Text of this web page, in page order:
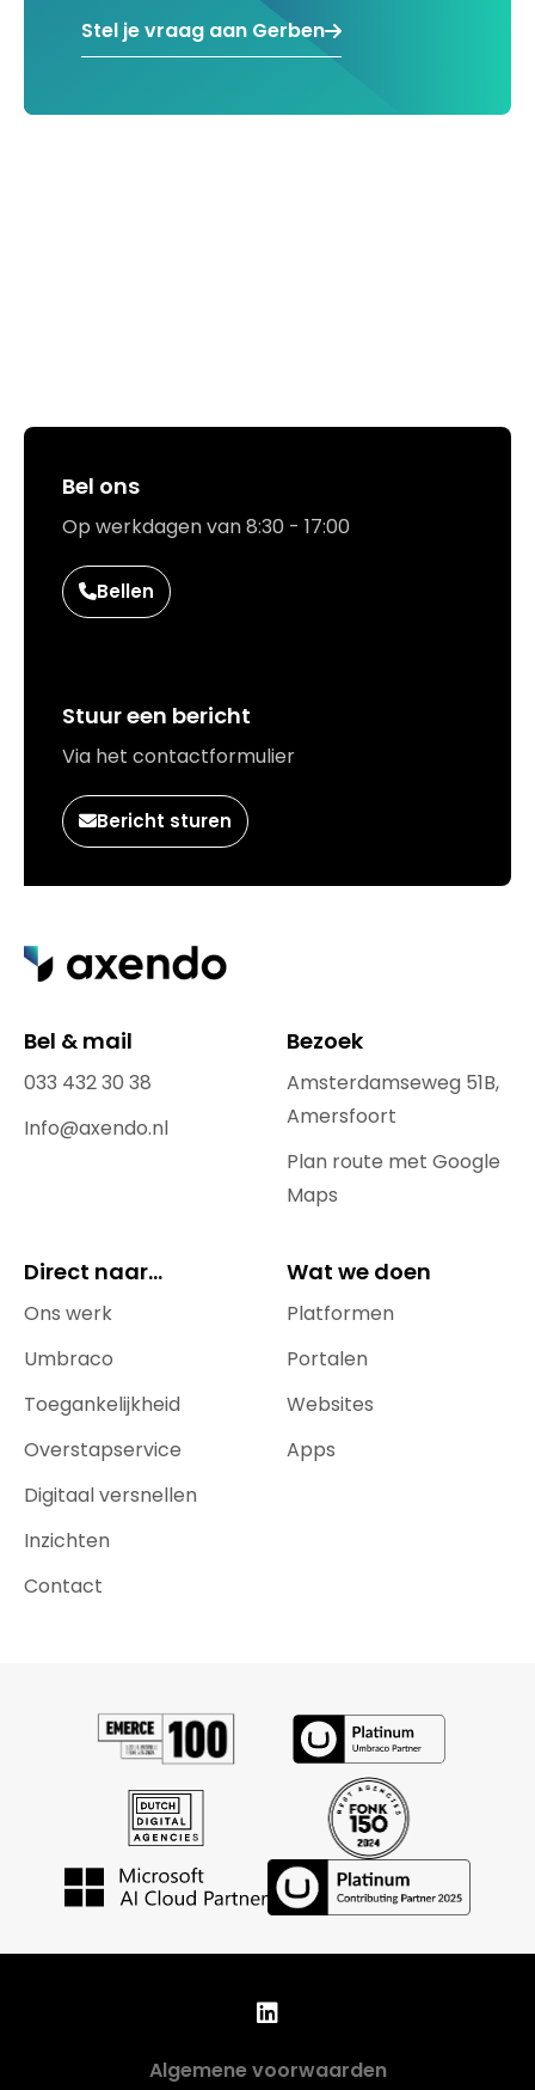
Stel je vraag aan Gerben
Bel ons
Op werkdagen van 8:30 - 17:00
Bellen
Stuur een bericht
Via het contactformulier
Bericht sturen
Bel & mail
033 432 30 38
Info@axendo.nl
Bezoek
Amsterdamseweg 51B,
Amersfoort
Plan route met Google
Maps
Direct naar...
Ons werk
Umbraco
Toegankelijkheid
Overstapservice
Digitaal versnellen
Inzichten
Contact
Wat we doen
Platformen
Portalen
Websites
Apps
Algemene voorwaarden